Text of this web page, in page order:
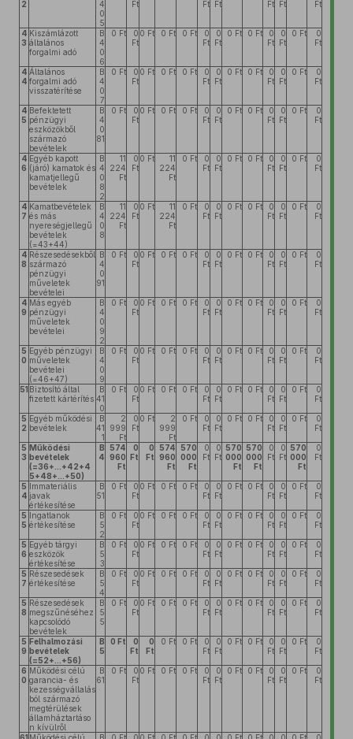
2
4
0
5
Ft Ft Ft Ft Ft Ft
4
3
Kiszámlázott
általános
forgalmi adó
B
4
0
6
0 Ft
0
Ft
0 Ft 0 Ft 0 Ft
0
Ft
0
Ft
0 Ft 0 Ft
0
Ft
0
Ft
0 Ft
0
Ft
4
4
Általános
forgalmi adó
visszatérítése
B
4
0
7
0 Ft
0
Ft
0 Ft 0 Ft 0 Ft
0
Ft
0
Ft
0 Ft 0 Ft
0
Ft
0
Ft
0 Ft
0
Ft
4
5
Befektetett
pénzügyi
eszközökből
származó
bevételek
B
4
0
81
0 Ft
0
Ft
0 Ft 0 Ft 0 Ft
0
Ft
0
Ft
0 Ft 0 Ft
0
Ft
0
Ft
0 Ft
0
Ft
4
6
Egyéb kapott
(járó) kamatok és
kamatjellegű
bevételek
B
4
0
8
2
11
224
Ft
0
Ft
0 Ft
11
224
Ft
0 Ft
0
Ft
0
Ft
0 Ft 0 Ft
0
Ft
0
Ft
0 Ft
0
Ft
4
7
Kamatbevételek
és más
nyereségjellegű
bevételek
(=43+44)
B
4
0
8
11
224
Ft
0
Ft
0 Ft
11
224
Ft
0 Ft
0
Ft
0
Ft
0 Ft 0 Ft
0
Ft
0
Ft
0 Ft
0
Ft
4
8
Részesedésekből
származó
pénzügyi
műveletek
bevételei
B
4
0
91
0 Ft
0
Ft
0 Ft 0 Ft 0 Ft
0
Ft
0
Ft
0 Ft 0 Ft
0
Ft
0
Ft
0 Ft
0
Ft
4
9
Más egyéb
pénzügyi
műveletek
bevételei
B
4
0
9
2
0 Ft
0
Ft
0 Ft 0 Ft 0 Ft
0
Ft
0
Ft
0 Ft 0 Ft
0
Ft
0
Ft
0 Ft
0
Ft
5
0
Egyéb pénzügyi
műveletek
bevételei
(=46+47)
B
4
0
9
0 Ft
0
Ft
0 Ft 0 Ft 0 Ft
0
Ft
0
Ft
0 Ft 0 Ft
0
Ft
0
Ft
0 Ft
0
Ft
51 Biztosító által
fizetett kártérítés
B
41
0
0 Ft
0
Ft
0 Ft 0 Ft 0 Ft
0
Ft
0
Ft
0 Ft 0 Ft
0
Ft
0
Ft
0 Ft
0
Ft
5
2
Egyéb működési
bevételek
B
41
1
2
999
Ft
0
Ft
0 Ft
2
999
Ft
0 Ft
0
Ft
0
Ft
0 Ft 0 Ft
0
Ft
0
Ft
0 Ft
0
Ft
5
3
Működési
bevételek
(=36+...+42+4
5+48+...+50)
B
4
574
960
Ft
0
Ft
0
Ft
574
960
Ft
570
000
Ft
0
Ft
0
Ft
570
000
Ft
570
000
Ft
0
Ft
0
Ft
570
000
Ft
0
Ft
5
4
Immateriális
javak
értékesítése
B
51
0 Ft
0
Ft
0 Ft 0 Ft 0 Ft
0
Ft
0
Ft
0 Ft 0 Ft
0
Ft
0
Ft
0 Ft
0
Ft
5
5
Ingatlanok
értékesítése
B
5
2
0 Ft
0
Ft
0 Ft 0 Ft 0 Ft
0
Ft
0
Ft
0 Ft 0 Ft
0
Ft
0
Ft
0 Ft
0
Ft
5
6
Egyéb tárgyi
eszközök
értékesítése
B
5
3
0 Ft
0
Ft
0 Ft 0 Ft 0 Ft
0
Ft
0
Ft
0 Ft 0 Ft
0
Ft
0
Ft
0 Ft
0
Ft
5
7
Részesedések
értékesítése
B
5
4
0 Ft
0
Ft
0 Ft 0 Ft 0 Ft
0
Ft
0
Ft
0 Ft 0 Ft
0
Ft
0
Ft
0 Ft
0
Ft
5
8
Részesedések
megszűnéséhez
kapcsolódó
bevételek
B
5
5
0 Ft
0
Ft
0 Ft 0 Ft 0 Ft
0
Ft
0
Ft
0 Ft 0 Ft
0
Ft
0
Ft
0 Ft
0
Ft
5
9
Felhalmozási
bevételek
(=52+...+56)
B
5
0 Ft
0
Ft
0
Ft
0 Ft 0 Ft
0
Ft
0
Ft
0 Ft 0 Ft
0
Ft
0
Ft
0 Ft
0
Ft
6
0
Működési célú
garancia- és
kezességvállalás
ból származó
megtérülések
államháztartáso
n kívülről
B
61
0 Ft
0
Ft
0 Ft 0 Ft 0 Ft
0
Ft
0
Ft
0 Ft 0 Ft
0
Ft
0
Ft
0 Ft
0
Ft